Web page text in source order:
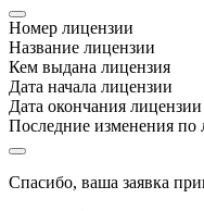
Номер лицензии
Название лицензии
Кем выдана лицензия
Дата начала лицензии
Дата окончания лицензии
Последние изменения по
Спасибо, ваша заявка